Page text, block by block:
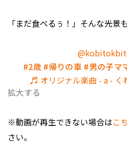
「まだ食べるぅ！」そんな光
#2歳 #帰りの車 #男の子マ
♬ オリジナル楽曲 - a - く
拡大する
※動画が再生できない場合はこ
さい。